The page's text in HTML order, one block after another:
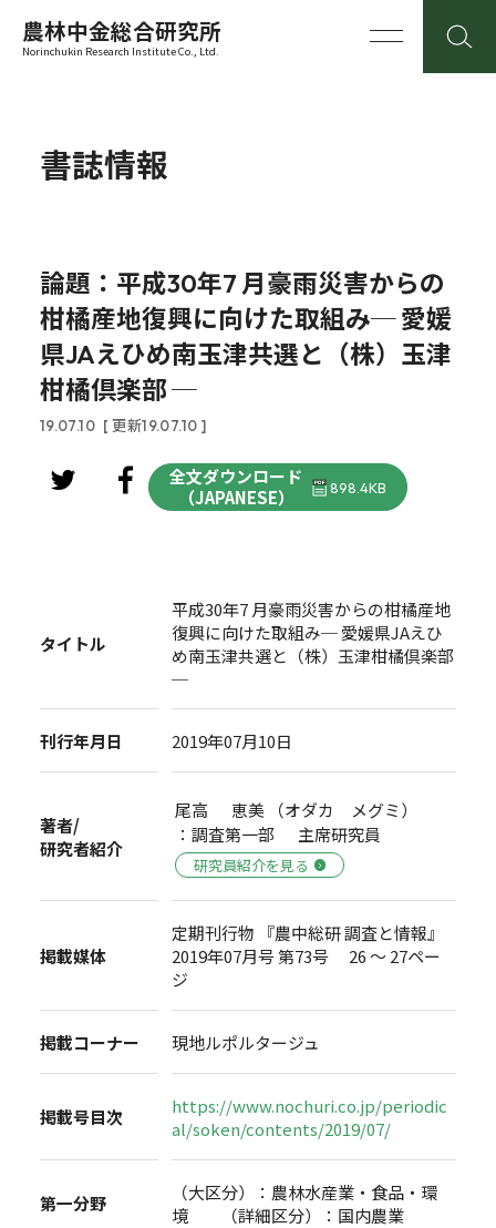
農林中金総合研究所
Norinchukin Research Institute Co., Ltd.
書誌情報
論題：平成30年7 月豪雨災害からの
柑橘産地復興に向けた取組み─ 愛媛
県JAえひめ南玉津共選と（株）玉津
柑橘倶楽部 ─
19.07.10 [ 更新19.07.10 ]
全文ダウンロード
（JAPANESE）
898.4KB
タイトル
平成30年7 月豪雨災害からの柑橘産地
復興に向けた取組み─ 愛媛県JAえひ
め南玉津共選と（株）玉津柑橘倶楽部
─
刊行年月日 2019年07月10日
著者/
研究者紹介
尾高 恵美 （オダカ メグミ）
：調査第一部 主席研究員
研究員紹介を見る
掲載媒体
定期刊行物 『農中総研 調査と情報』
2019年07月号 第73号 26 ～ 27ペー
ジ
掲載コーナー 現地ルポルタージュ
掲載号目次
https://www.nochuri.co.jp/periodic
al/soken/contents/2019/07/
第一分野
（大区分）：農林水産業・食品・環
境 （詳細区分）：国内農業